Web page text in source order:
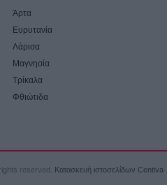
Δημόσιες
ΛΑΕ-ΟΠΕΚΑ
6 Αυγούστου 2026, 16:31
Άρτα
Ευρυτανία
Λάρισα
Μαγνησία
Τρίκαλα
Φθιώτιδα
reserved. Κατασκευή ιστοσελίδων Centiva